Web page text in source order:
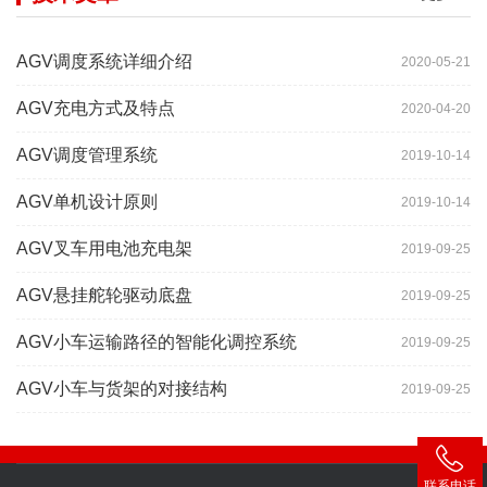
2020-05-21
AGV调度系统详细介绍
2020-04-20
AGV充电方式及特点
2019-10-14
AGV调度管理系统
2019-10-14
AGV单机设计原则
2019-09-25
AGV叉车用电池充电架
2019-09-25
AGV悬挂舵轮驱动底盘
2019-09-25
AGV小车运输路径的智能化调控系统
2019-09-25
AGV小车与货架的对接结构